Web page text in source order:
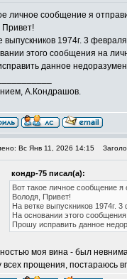
личное сообщение я
Привет!
выпускников 1974г. 3
этого сообщения на
данное
А.Кондрашов.
Вс Янв 11, 2026 14:15
кондр-75 писал(а):
Вот такое личное сообщение я
Володя, Привет!
На ветке выпускников 1974г.
На основании этого
Прошу исправить данное
моя вина - был
всех прощения, постараюсь